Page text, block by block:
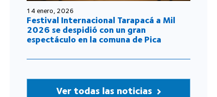
14 enero, 2026
Festival Internacional Tarapacá a Mil
2026 se despidió con un gran
espectáculo en la comuna de Pica
Ver todas las noticias